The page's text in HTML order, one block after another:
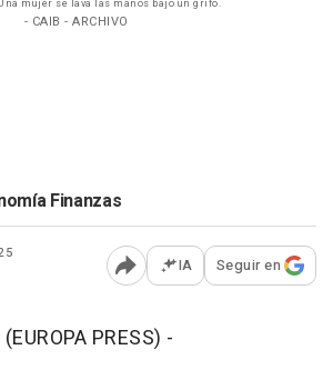
mujer se lava las manos bajo un grifo.
- CAIB - ARCHIVO
Finanzas
Abrir opciones para
IA Seguir en
PRESS) -